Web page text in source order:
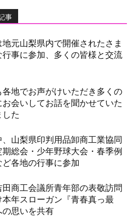
事
地元山梨県内で開催されたさま
行事に参加、多くの皆様と交流
各地でお声がけいただき多くの
お会いしてお話を聞かせていた
した
、山梨県印判用品卸商工業協同
期総会・少年野球大会・春季例
ど各地の行事に参加
田商工会議所青年部の表敬訪問
本年スローガン『青春真っ最
の思いを共有